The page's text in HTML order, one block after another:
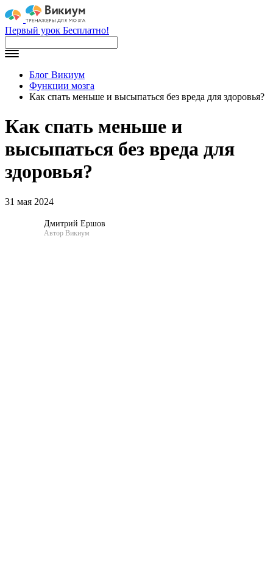
Первый урок Бесплатно!
Блог Викиум
Функции мозга
Как спать меньше и высыпаться без вреда для здоровья?
Как спать меньше и
высыпаться без вреда для
здоровья?
31 мая 2024
Дмитрий Ершов
Автор Викиум